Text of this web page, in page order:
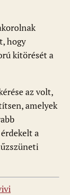
hogy
kitörését a
az volt,
amelyek
a